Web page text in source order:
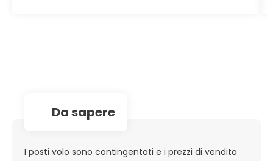
da sapere
I posti volo sono contingentati e i prezzi di vendita